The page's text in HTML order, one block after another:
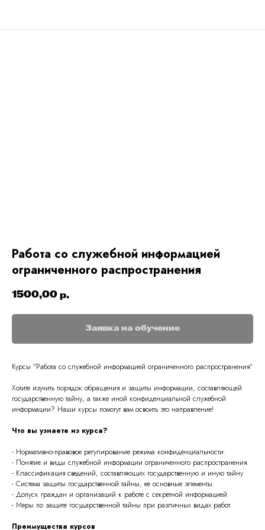
Работа со служебной информацией
ограниченного распространения
1500,00 р.
Заявка на обучение
Курсы "Работа со служебной информацией ограниченного распространения"
Хотите изучить порядок обращения и защиты информации, составляющей
государственную тайну, а также иной конфиденциальной служебной
информации? Наши курсы помогут вам освоить это направление!
Что вы узнаете из курса?
- Нормативно-правовое регулирование режима конфиденциальности.
- Понятие и виды служебной информации ограниченного распространения.
- Классификация сведений, составляющих государственную и иную тайну.
- Система защиты государственной тайны, ее основные элементы.
- Допуск граждан и организаций к работе с секретной информацией.
- Меры по защите государственной тайны при различных видах работ.
Преимущества курсов